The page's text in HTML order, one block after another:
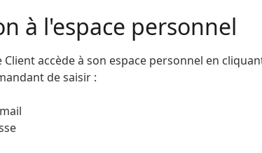
à l'espace personnel
accède à son espace personnel en
de saisir :